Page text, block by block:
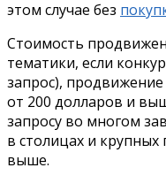
этом случае без
Стоимость
тематики, если
запрос), продвижение
от 200 долларов и
запросу во многом
в столицах и крупных
выше.